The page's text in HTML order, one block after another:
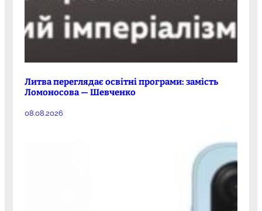
Литва переглядає освітні програми: замість
Ломоносова — Шевченко
08.08.2026